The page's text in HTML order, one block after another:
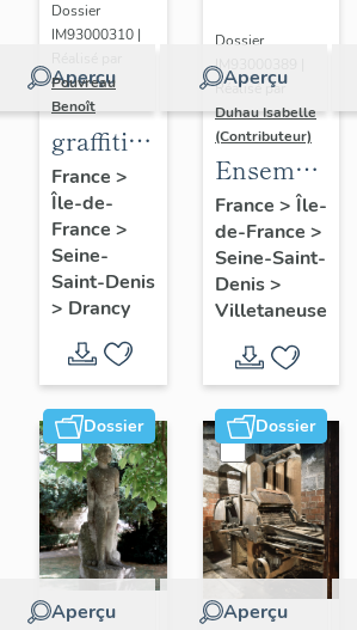
Aperçu
Dossier
IM93000310 |
Pouvreau
Benoît
graffiti
sur murs
et
charpentes
des
"caves-
prisons
France >
Île-de-
France >
Seine-
Saint-Denis
> Drancy
Aperçu
Dossier
IM93000389 |
Réalisé par
Duhau Isabelle
(Contributeur)
Ensemble
de deux
décors
France > Île-
de-France >
Seine-Saint-
Denis>
Villetaneuse
Dossier
Aperçu
Dossier
Aperçu